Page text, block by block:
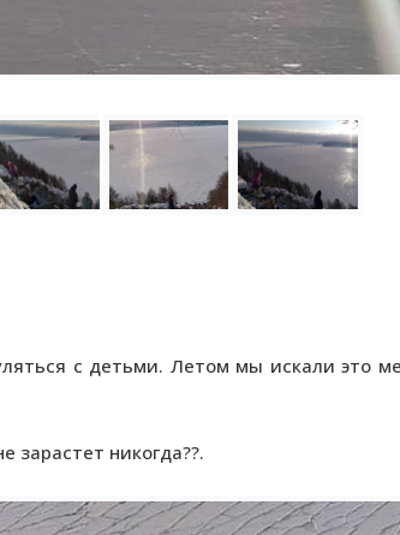
с детьми. Летом мы искали это
зарастет никогда??.